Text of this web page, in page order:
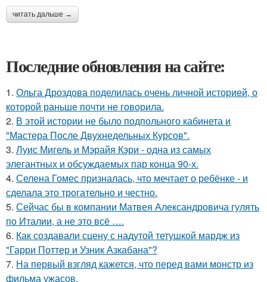
читать дальше →
Последние обновления на сайте:
1. Ольга Дроздова поделилась очень личной историей, о
которой раньше почти не говорила.
2. В этой истории не было подпольного кабинета и
"Мастера После Двухнедельных Курсов".
3. Луис Мигель и Мэрайя Кэри - одна из самых
элегантных и обсуждаемых пар конца 90-х.
4. Селена Гомес призналась, что мечтает о ребёнке - и
сделала это трогательно и честно.
5. Сейчас бы в компании Матвея Александровича гулять
по Италии, а не это всё ….
6. Как создавали сцену с надутой тетушкой мардж из
"Гарри Поттер и Узник Азкабана"?
7. На первый взгляд кажется, что перед вами монстр из
фильма ужасов.